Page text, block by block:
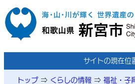
本文へ移動
サイトの現在位
トップ⇒ くらしの情報⇒ 福祉・子